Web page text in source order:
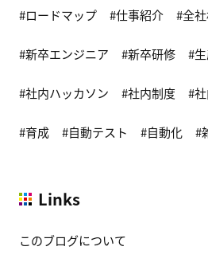
ロードマップ 仕事紹介 全
新卒エンジニア 新卒研修
社内ハッカソン 社内制度
育成 自動テスト 自動化
Links
このブログについて